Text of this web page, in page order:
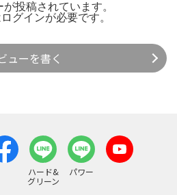
投稿されています。
ログインが必要です。
ューを書く
ハード&
グリーン
パワー